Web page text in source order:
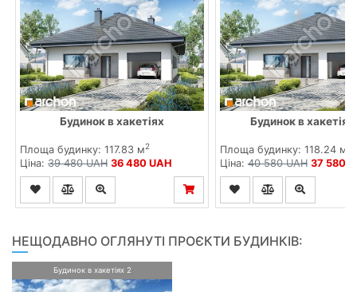
Будинок в хакетіях
Площа будинку: 117.83 м2
Ціна: 39 480 UAH 36 480 UAH
Будинок в
Площа будинку: 118.24 м
Ціна:40 580 UAH 37 580
НЕЩОДАВНО ОГЛЯНУТІ ПРОЄКТИ БУДИНКІВ:
Будинок в хакетіях 2